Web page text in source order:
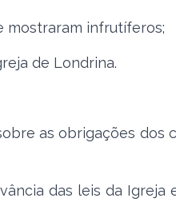
mostraram infrutíferos;
de Londrina.
as obrigações dos
das leis da Igreja